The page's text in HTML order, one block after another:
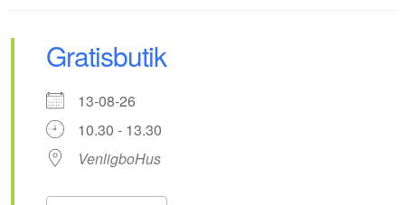
Gratisbutik
13-08-26
10.30 - 13.30
VenligboHus